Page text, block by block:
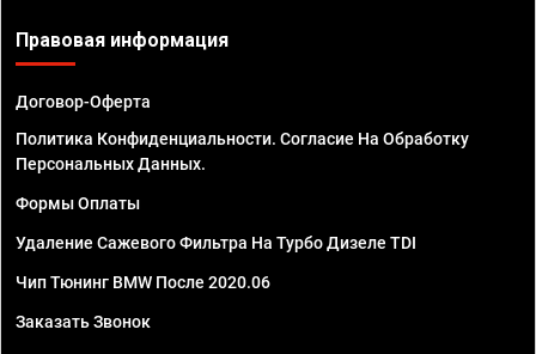
Правовая информация
Договор-Оферта
Политика Конфиденциальности. Согласие На Обработку
Персональных Данных.
Формы Оплаты
Удаление Сажевого Фильтра На Турбо Дизеле TDI
Чип Тюнинг BMW После 2020.06
Заказать Звонок